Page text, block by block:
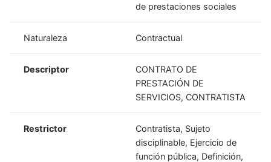
de prestaciones sociales
Naturaleza Contractual
Descriptor
CONTRATO DE
PRESTACIÓN DE
SERVICIOS, CONTRATISTA
Restrictor
Contratista, Sujeto
disciplinable, Ejercicio de
función pública, Definición,